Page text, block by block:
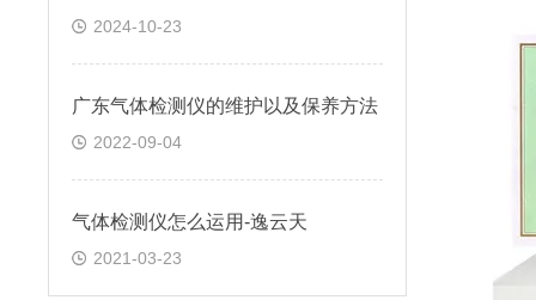
2024-10-23
广东气体检测仪的维护以及保养方法
2022-09-04
气体检测仪怎么运用-逸云天
2021-03-23